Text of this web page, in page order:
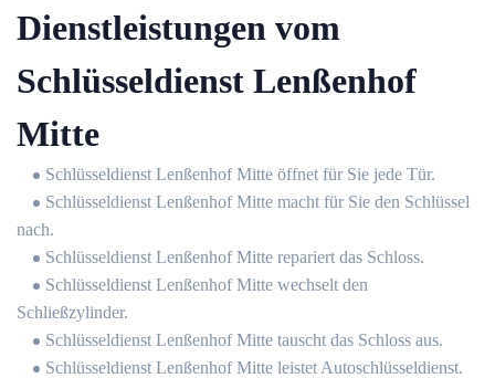
Dienstleistungen vom
Schlüsseldienst Lenßenhof
Mitte
Schlüsseldienst Lenßenhof Mitte öffnet für Sie jede Tür.
Schlüsseldienst Lenßenhof Mitte macht für Sie den Schlüssel
nach.
Schlüsseldienst Lenßenhof Mitte repariert das Schloss.
Schlüsseldienst Lenßenhof Mitte wechselt den
Schließzylinder.
Schlüsseldienst Lenßenhof Mitte tauscht das Schloss aus.
Schlüsseldienst Lenßenhof Mitte leistet Autoschlüsseldienst.